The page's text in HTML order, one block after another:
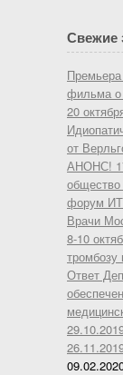
Свежие
фильма о
20
от
АНОНС!
форум
Врачи
8-10
тромбозу
Ответ